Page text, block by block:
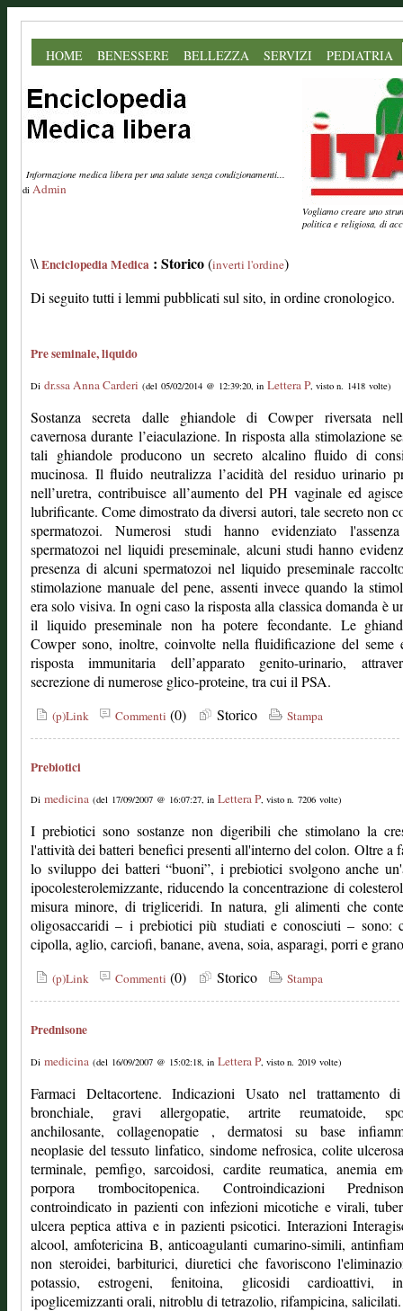
HOME BENESSERE BELLEZZA SERVIZI PEDIATRIA
Informazione medica libera per una salute senza condizionamenti...
di Admin
Vogliamo creare uno
politica e religiosa, di
\\Enciclopedia Medica : Storico(inverti l'ordine)
Di seguito tutti i lemmi pubblicati sul sito, in ordine cronologico.
Pre seminale, liquido
Di dr.ssa Anna Carderi (del 05/02/2014 @ 12:39:20, in Lettera P, visto n. 1418 volte)
Sostanza secreta dalle ghiandole di Cowper riversata
cavernosa durante l’eiaculazione. In risposta alla stimolazione
tali ghiandole producono un secreto alcalino fluido di
mucinosa. Il fluido neutralizza l’acidità del residuo urinario
nell’uretra, contribuisce all’aumento del PH vaginale ed
lubrificante. Come dimostrato da diversi autori, tale secreto non
spermatozoi. Numerosi studi hanno evidenziato
spermatozoi nel liquidi preseminale, alcuni studi hanno
presenza di alcuni spermatozoi nel liquido preseminale
stimolazione manuale del pene, assenti invece quando la
era solo visiva. In ogni caso la risposta alla classica domanda è
il liquido preseminale non ha potere fecondante. Le
Cowper sono, inoltre, coinvolte nella fluidificazione del seme
risposta immunitaria dell’apparato genito-urinario,
secrezione di numerose glico-proteine, tra cui il PSA.
(p)Link Commenti (0) Storico Stampa
Prebiotici
Di medicina (del 17/09/2007 @ 16:07:27, in Lettera P, visto n. 7206 volte)
I prebiotici sono sostanze non digeribili che stimolano la
l'attività dei batteri benefici presenti all'interno del colon. Oltre a
lo sviluppo dei batteri “buoni”, i prebiotici svolgono anche
ipocolesterolemizzante, riducendo la concentrazione di
misura minore, di trigliceridi. In natura, gli alimenti che
oligosaccaridi – i prebiotici più studiati e conosciuti – sono:
cipolla, aglio, carciofi, banane, avena, soia, asparagi, porri e
(p)Link Commenti (0) Storico Stampa
Prednisone
Di medicina (del 16/09/2007 @ 15:02:18, in Lettera P, visto n. 2019 volte)
Farmaci Deltacortene. Indicazioni Usato nel trattamento
bronchiale, gravi allergopatie, artrite reumatoide,
anchilosante, collagenopatie , dermatosi su base
neoplasie del tessuto linfatico, sindome nefrosica, colite
terminale, pemfigo, sarcoidosi, cardite reumatica, anemia
porpora trombocitopenica. Controindicazioni
controindicato in pazienti con infezioni micotiche e virali,
ulcera peptica attiva e in pazienti psicotici. Interazioni
alcool, amfotericina B, anticoagulanti cumarino-simili,
non steroidei, barbiturici, diuretici che favoriscono
potassio, estrogeni, fenitoina, glicosidi cardioattivi,
ipoglicemizzanti orali, nitroblu di tetrazolio, rifampicina, salicilati.